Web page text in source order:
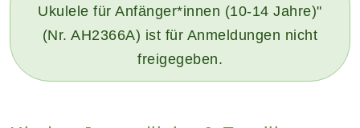
Ukulele für Anfänger*innen (10-14 Jahre)"
(Nr. AH2366A) ist für Anmeldungen nicht
freigegeben.